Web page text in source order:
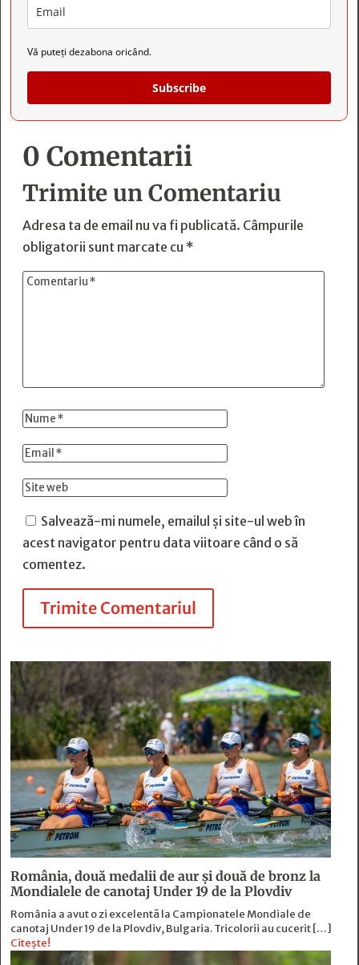
Vă puteți dezabona oricând.
Subscribe
0 Comentarii
Trimite un Comentariu
Adresa ta de email nu va fi publicată. Câmpurile
obligatorii sunt marcate cu *
Salvează-mi numele, emailul și site-ul web în
acest navigator pentru data viitoare când o să
comentez.
Trimite Comentariul
România, două medalii de aur și două de bronz la
Mondialele de canotaj Under 19 de la Plovdiv
România a avut o zi excelentă la Campionatele Mondiale de
canotaj Under 19 de la Plovdiv, Bulgaria. Tricolorii au cucerit […]
Citește!